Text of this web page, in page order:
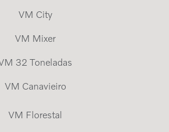
VM City
VM Mixer
32 Toneladas
VM Canavieiro
VM Florestal